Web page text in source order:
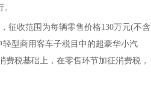
收范围为每辆零售价格130万元(不含
型商用客车子税目中的超豪华小汽
税基础上，在零售环节加征消费税，